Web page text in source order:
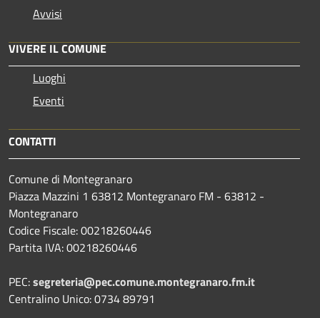
Avvisi
VIVERE IL COMUNE
Luoghi
Eventi
CONTATTI
Comune di Montegranaro
Piazza Mazzini 1 63812 Montegranaro FM - 63812 -
Montegranaro
Codice Fiscale: 00218260446
Partita IVA: 00218260446
PEC:segreteria@pec.comune.montegranaro.fm.it
Centralino Unico: 0734 89791